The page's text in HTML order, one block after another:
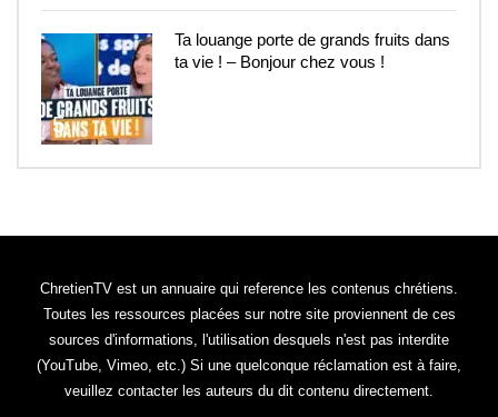
5
Ta louange porte de grands fruits dans
ta vie ! – Bonjour chez vous !
ChretienTV est un annuaire qui reference les contenus chrétiens.
Toutes les ressources placées sur notre site proviennent de ces
sources d'informations, l'utilisation desquels n'est pas interdite
(YouTube, Vimeo, etc.) Si une quelconque réclamation est à faire,
veuillez contacter les auteurs du dit contenu directement.